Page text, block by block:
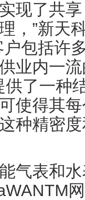
现了共
，”新天
户包括许
业内一
了一种
使得其
种精密
表和水